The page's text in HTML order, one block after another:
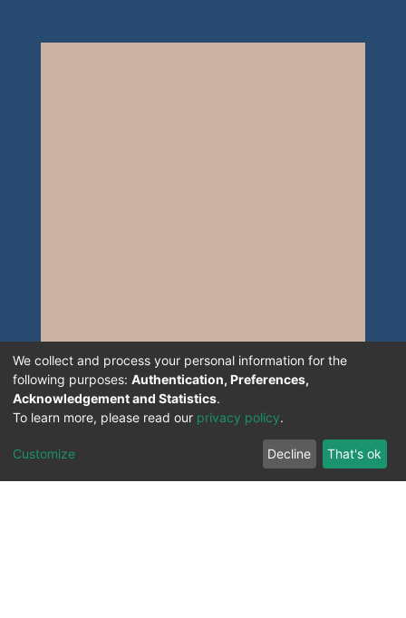
We collect and process your personal information for the
following purposes: Authentication, Preferences,
Acknowledgement and Statistics.
To learn more, please read our privacy policy.
Customize Decline That's ok